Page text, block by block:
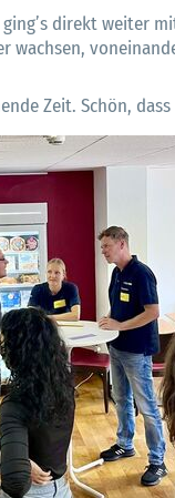
direkt weiter
wachsen,
Zeit. Schön,